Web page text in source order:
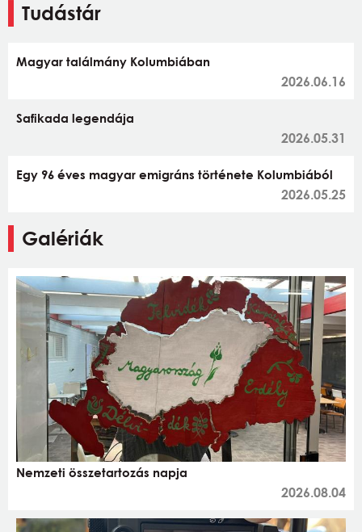
Tudástár
Magyar találmány Kolumbiában
2026.06.16
Safikada legendája
2026.05.31
Egy 96 éves magyar emigráns története Kolumbiából
2026.05.25
Galériák
Nemzeti összetartozás napja
2026.08.04